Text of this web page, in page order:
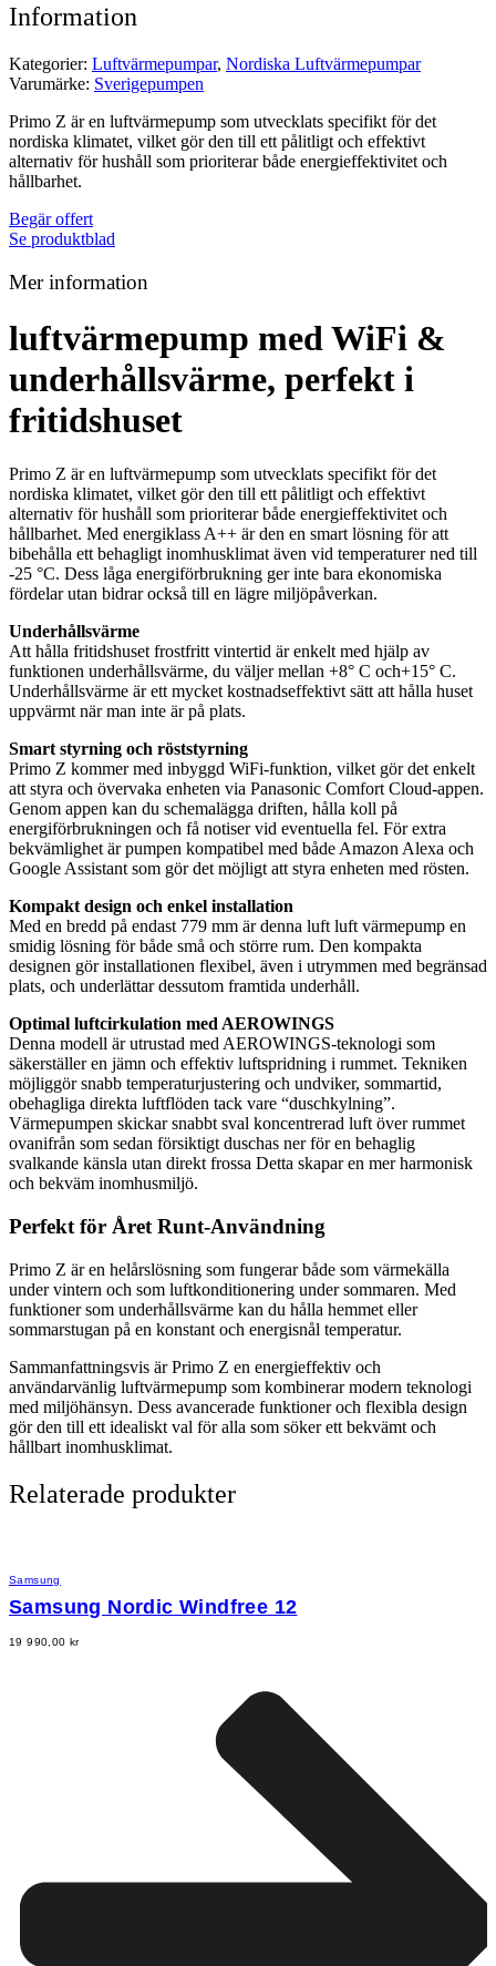
Information
Kategorier: Luftvärmepumpar, Nordiska Luftvärmepumpar
Varumärke: Sverigepumpen
Primo Z är en luftvärmepump som utvecklats specifikt för det
nordiska klimatet, vilket gör den till ett pålitligt och effektivt
alternativ för hushåll som prioriterar både energieffektivitet och
hållbarhet.
Begär offert
Se produktblad
Mer information
luftvärmepump med WiFi &
underhållsvärme, perfekt i
fritidshuset
Primo Z är en luftvärmepump som utvecklats specifikt för det
nordiska klimatet, vilket gör den till ett pålitligt och effektivt
alternativ för hushåll som prioriterar både energieffektivitet och
hållbarhet. Med energiklass A++ är den en smart lösning för att
bibehålla ett behagligt inomhusklimat även vid temperaturer ned till
-25 °C. Dess låga energiförbrukning ger inte bara ekonomiska
fördelar utan bidrar också till en lägre miljöpåverkan.
Underhållsvärme
Att hålla fritidshuset frostfritt vintertid är enkelt med hjälp av
funktionen underhållsvärme, du väljer mellan +8° C och+15° C.
Underhållsvärme är ett mycket kostnadseffektivt sätt att hålla huset
uppvärmt när man inte är på plats.
Smart styrning och röststyrning
Primo Z kommer med inbyggd WiFi-funktion, vilket gör det enkelt
att styra och övervaka enheten via Panasonic Comfort Cloud-appen.
Genom appen kan du schemalägga driften, hålla koll på
energiförbrukningen och få notiser vid eventuella fel. För extra
bekvämlighet är pumpen kompatibel med både Amazon Alexa och
Google Assistant som gör det möjligt att styra enheten med rösten.
Kompakt design och enkel installation
Med en bredd på endast 779 mm är denna luft luft värmepump en
smidig lösning för både små och större rum. Den kompakta
designen gör installationen flexibel, även i utrymmen med begränsad
plats, och underlättar dessutom framtida underhåll.
Optimal luftcirkulation med AEROWINGS
Denna modell är utrustad med AEROWINGS-teknologi som
säkerställer en jämn och effektiv luftspridning i rummet. Tekniken
möjliggör snabb temperaturjustering och undviker, sommartid,
obehagliga direkta luftflöden tack vare “duschkylning”.
Värmepumpen skickar snabbt sval koncentrerad luft över rummet
ovanifrån som sedan försiktigt duschas ner för en behaglig
svalkande känsla utan direkt frossa Detta skapar en mer harmonisk
och bekväm inomhusmiljö.
Perfekt för Året Runt-Användning
Primo Z är en helårslösning som fungerar både som värmekälla
under vintern och som luftkonditionering under sommaren. Med
funktioner som underhållsvärme kan du hålla hemmet eller
sommarstugan på en konstant och energisnål temperatur.
Sammanfattningsvis är Primo Z en energieffektiv och
användarvänlig luftvärmepump som kombinerar modern teknologi
med miljöhänsyn. Dess avancerade funktioner och flexibla design
gör den till ett idealiskt val för alla som söker ett bekvämt och
hållbart inomhusklimat.
Relaterade produkter
Samsung
Samsung Nordic Windfree 12
19 990,00kr